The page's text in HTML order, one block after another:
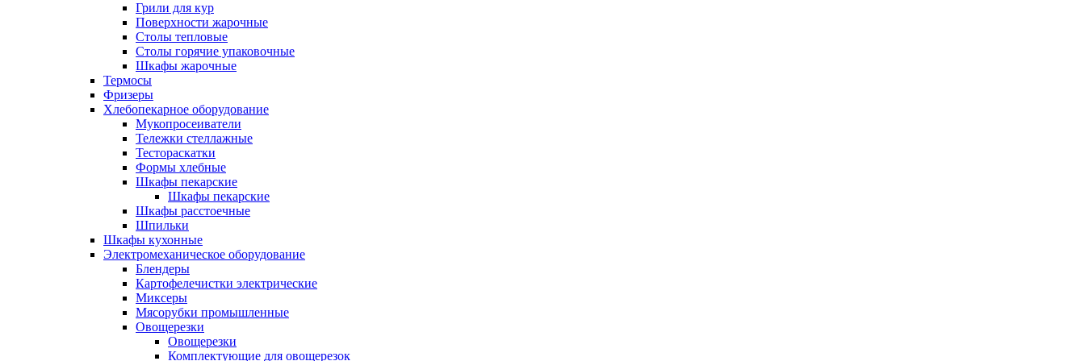
Грили для кур
Поверхности жарочные
Столы тепловые
Столы горячие упаковочные
Шкафы жарочные
Термосы
Фризеры
Хлебопекарное оборудование
Мукопросеиватели
Тележки стеллажные
Тестораскатки
Формы хлебные
Шкафы пекарские
Шкафы пекарские
Шкафы расстоечные
Шпильки
Шкафы кухонные
Электромеханическое оборудование
Блендеры
Картофелечистки электрические
Миксеры
Мясорубки промышленные
Овощерезки
Овощерезки
Комплектующие для овощерезок